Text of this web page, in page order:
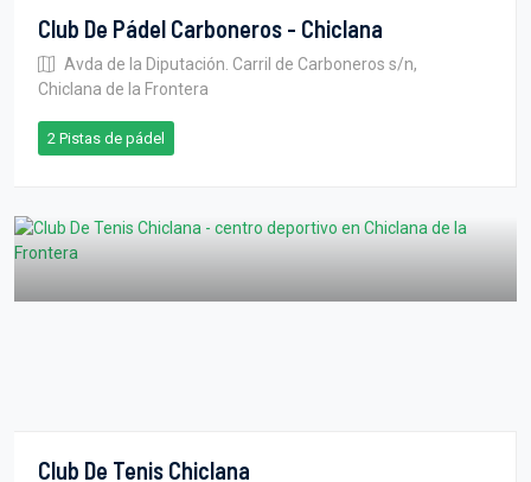
Club De Pádel Carboneros - Chiclana
Avda de la Diputación. Carril de Carboneros s/n,
Chiclana de la Frontera
2 Pistas de pádel
Club De Tenis Chiclana